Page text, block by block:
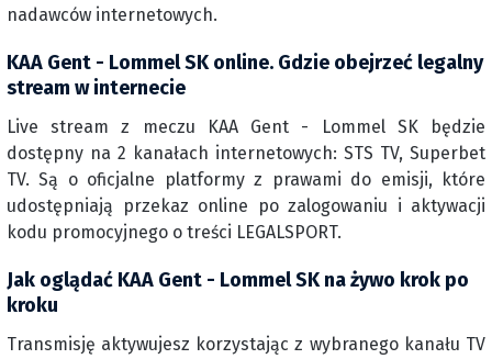
nadawców internetowych.
KAA Gent - Lommel SK online. Gdzie obejrzeć legalny
stream w internecie
Live stream z meczu KAA Gent - Lommel SK będzie
dostępny na 2 kanałach internetowych: STS TV, Superbet
TV. Są o oficjalne platformy z prawami do emisji, które
udostępniają przekaz online po zalogowaniu i aktywacji
kodu promocyjnego o treści LEGALSPORT.
Jak oglądać KAA Gent - Lommel SK na żywo krok po
kroku
Transmisję aktywujesz korzystając z wybranego kanału TV